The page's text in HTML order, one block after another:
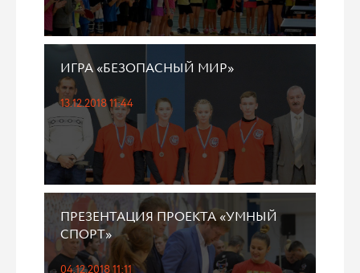
ИГРА «БЕЗОПАСНЫЙ МИР»
13.12.2018 11:44
ПРЕЗЕНТАЦИЯ ПРОЕКТА «УМНЫЙ
СПОРТ»
04.12.2018 11:11